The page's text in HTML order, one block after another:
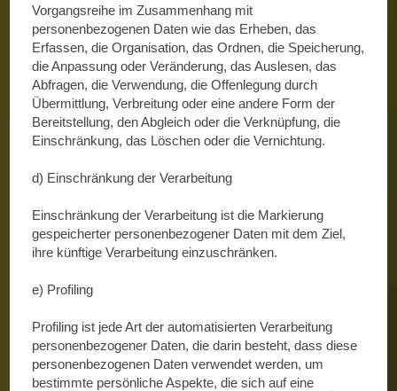
Vorgangsreihe im Zusammenhang mit
personenbezogenen Daten wie das Erheben, das
Erfassen, die Organisation, das Ordnen, die Speicherung,
die Anpassung oder Veränderung, das Auslesen, das
Abfragen, die Verwendung, die Offenlegung durch
Übermittlung, Verbreitung oder eine andere Form der
Bereitstellung, den Abgleich oder die Verknüpfung, die
Einschränkung, das Löschen oder die Vernichtung.
d) Einschränkung der Verarbeitung
Einschränkung der Verarbeitung ist die Markierung
gespeicherter personenbezogener Daten mit dem Ziel,
ihre künftige Verarbeitung einzuschränken.
e) Profiling
Profiling ist jede Art der automatisierten Verarbeitung
personenbezogener Daten, die darin besteht, dass diese
personenbezogenen Daten verwendet werden, um
bestimmte persönliche Aspekte, die sich auf eine